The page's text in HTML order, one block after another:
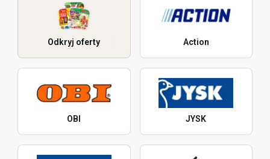
Odkryj oferty Action
OBI JYSK